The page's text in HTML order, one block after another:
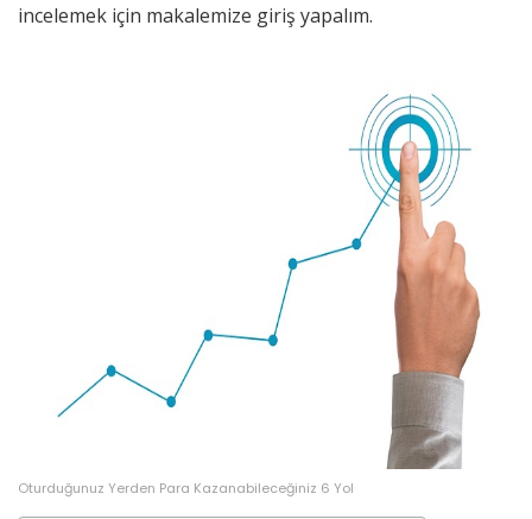
incelemek için makalemize giriş yapalım.
Oturduğunuz Yerden Para Kazanabileceğiniz 6 Yol